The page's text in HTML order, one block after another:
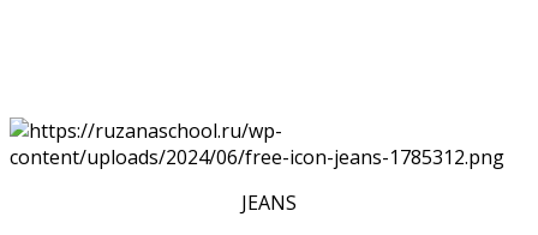
JEANS